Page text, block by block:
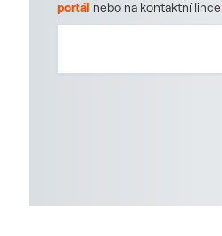
portál nebo na kontaktní lince